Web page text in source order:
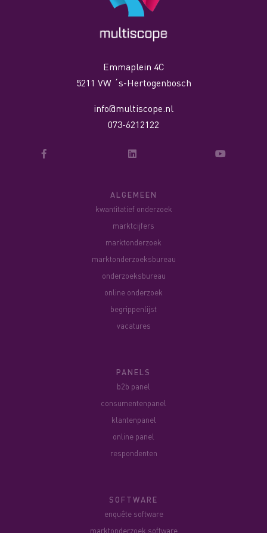
Emmaplein 4C
5211 VW ´s-Hertogenbosch
info@multiscope.nl
073-6212122
ALGEMEEN
kwantitatief onderzoek
marktcijfers
marktonderzoek
marktonderzoeksbureau
onderzoeksbureau
online onderzoek
begrippenlijst
vacatures
PANELS
b2b panel
consumentenpanel
klantenpanel
online panel
respondenten
SOFTWARE
enquête software
marktonderzoek software